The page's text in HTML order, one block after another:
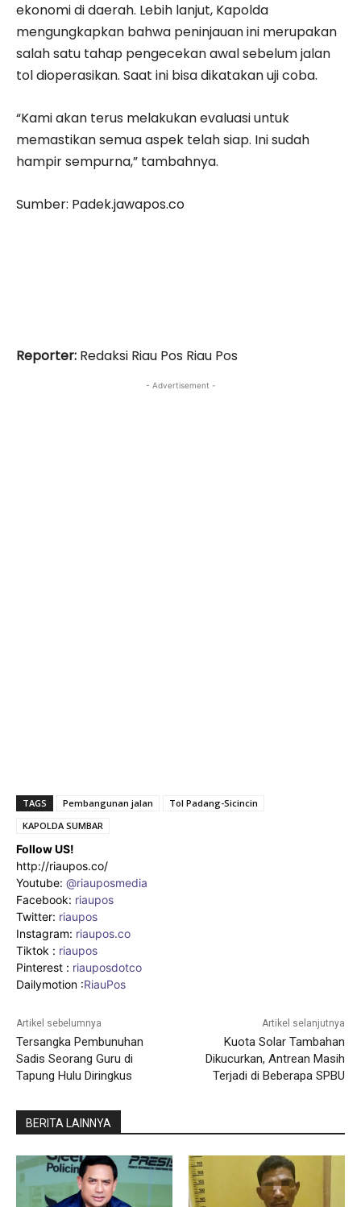
ekonomi di daerah. Lebih lanjut, Kapolda
mengungkapkan bahwa peninjauan ini merupakan
salah satu tahap pengecekan awal sebelum jalan
tol dioperasikan. Saat ini bisa dikatakan uji coba.
“Kami akan terus melakukan evaluasi untuk
memastikan semua aspek telah siap. Ini sudah
hampir sempurna,” tambahnya.
Sumber: Padek.jawapos.co
Reporter: Redaksi Riau Pos Riau Pos
- Advertisement -
TAGS Pembangunan jalan
Tol Padang-Sicincin
KAPOLDA SUMBAR
Follow US!
http://riaupos.co/
Youtube: @riauposmedia
Facebook: riaupos
Twitter: riaupos
Instagram: riaupos.co
Tiktok : riaupos
Pinterest : riauposdotco
Dailymotion :RiauPos
Artikel sebelumnya
Tersangka Pembunuhan
Sadis Seorang Guru di
Tapung Hulu Diringkus
Artikel selanjutnya
Kuota Solar Tambahan
Dikucurkan, Antrean Masih
Terjadi di Beberapa SPBU
BERITA LAINNYA